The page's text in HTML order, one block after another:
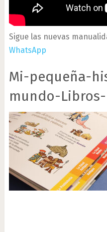
Sigue las nuevas
WhatsApp
Mi-pequeña-
mundo-